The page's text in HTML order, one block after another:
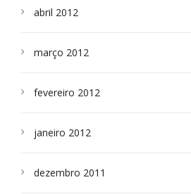
abril 2012
março 2012
fevereiro 2012
janeiro 2012
dezembro 2011